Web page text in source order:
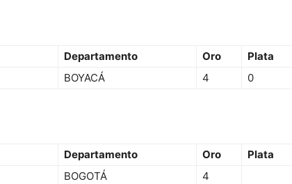
Departamento Oro Plata
BOYACÁ 4 0
Departamento Oro Plata
BOGOTÁ 4